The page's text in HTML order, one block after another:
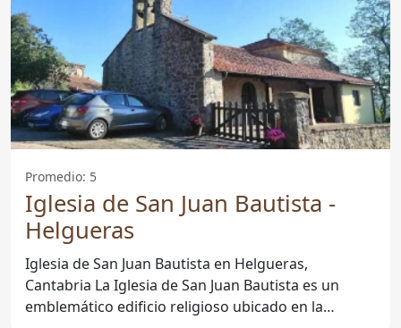
Promedio: 5
Iglesia de San Juan Bautista -
Helgueras
Iglesia de San Juan Bautista en Helgueras,
Cantabria La Iglesia de San Juan Bautista es un
emblemático edificio religioso ubicado en la